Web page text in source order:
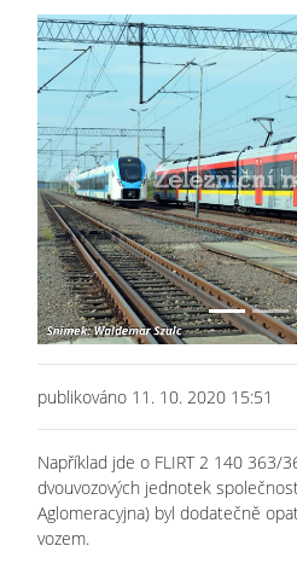
Previous
publikováno 11. 10. 2020 15:51
Například jde o FLIRT 2 140 363/
dvouvozových jednotek
Aglomeracyjna) byl dodatečně
vozem.